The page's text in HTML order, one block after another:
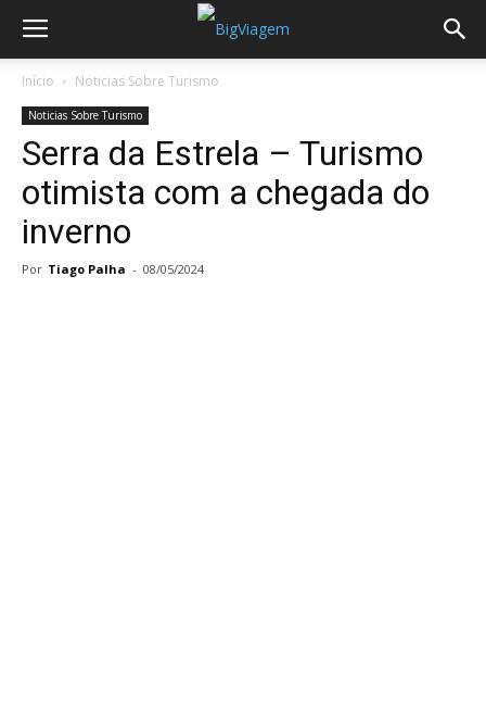
Início Noticias Sobre Turismo
Noticias Sobre Turismo
Serra da Estrela – Turismo
otimista com a chegada do
inverno
Por Tiago Palha - 08/05/2024